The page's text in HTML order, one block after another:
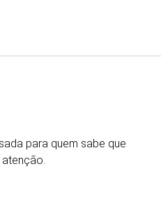
para quem sabe que